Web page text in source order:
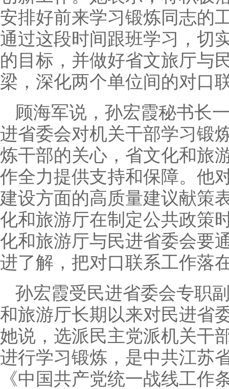
安排好前来学习锻炼同志的
通过这段时间跟班学习，切
的目标，并做好省文旅厅与
梁，深化两个单位间的对口
顾海军说，孙宏霞秘书长
进省委会对机关干部学习锻
炼干部的关心，省文化和旅
作全力提供支持和保障。他
建设方面的高质量建议献策
化和旅游厅在制定公共政策
化和旅游厅与民进省委会要
进了解，把对口联系工作落
孙宏霞受民进省委会专职
和旅游厅长期以来对民进省
她说，选派民主党派机关干
进行学习锻炼，是中共江苏
《中国共产党统一战线工作